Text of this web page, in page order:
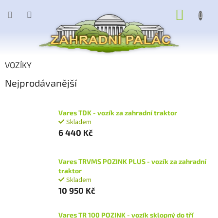
VOZÍKY
Nejprodávanější
Vares TDK - vozík za zahradní traktor
Skladem
6 440 Kč
Vares TRVMS POZINK PLUS - vozík za zahradní
traktor
Skladem
10 950 Kč
Vares TR 100 POZINK - vozík sklopný do tří